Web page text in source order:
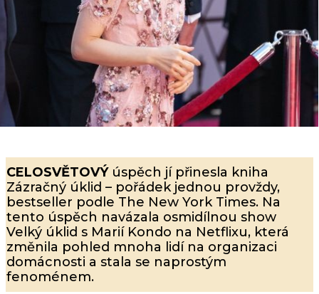
CELOSVĚTOVÝúspěch jí přinesla kniha
Zázračný úklid – pořádek jednou provždy,
bestseller podle The New York Times. Na
tento úspěch navázala osmidílnou show
Velký úklid s Marií Kondo na Netflixu, která
změnila pohled mnoha lidí na organizaci
domácnosti a stala se naprostým
fenoménem.